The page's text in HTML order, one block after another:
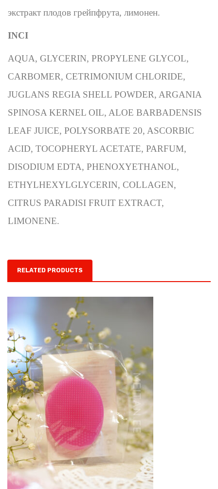
экстракт плодов грейпфрута, лимонен.
INCI
AQUA, GLYCERIN, PROPYLENE GLYCOL,
CARBOMER, CETRIMONIUM CHLORIDE,
JUGLANS REGIA SHELL POWDER, ARGANIA
SPINOSA KERNEL OIL, ALOE BARBADENSIS
LEAF JUICE, POLYSORBATE 20, ASCORBIC
ACID, TOCOPHERYL ACETATE, PARFUM,
DISODIUM EDTA, PHENOXYETHANOL,
ETHYLHEXYLGLYCERIN, COLLAGEN,
CITRUS PARADISI FRUIT EXTRACT,
LIMONENE.
RELATED PRODUCTS